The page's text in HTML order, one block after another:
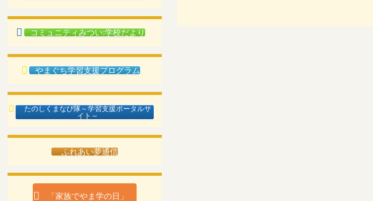
コミュニティみつい:学校だより
やまぐち学習支援プログラム
たのしくまなび隊～学習支援ポータルサ
イト～
ふれあい夢通信
「家族でやま学の日」